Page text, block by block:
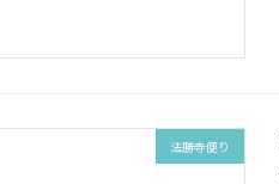
法勝寺便り